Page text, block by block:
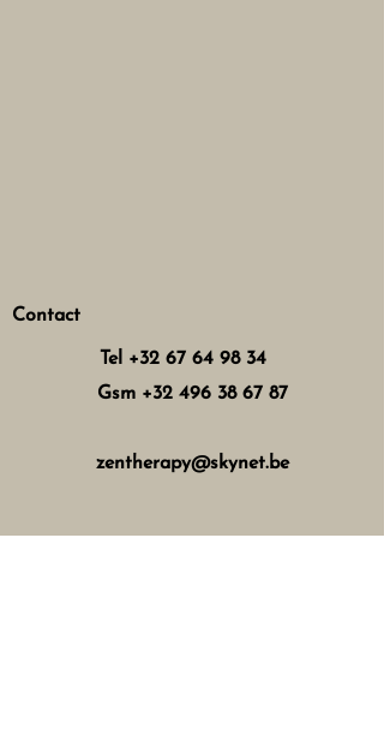
Contact
Tel +32 67 64 98 34
Gsm +32 496 38 67 87
zentherapy@skynet.be